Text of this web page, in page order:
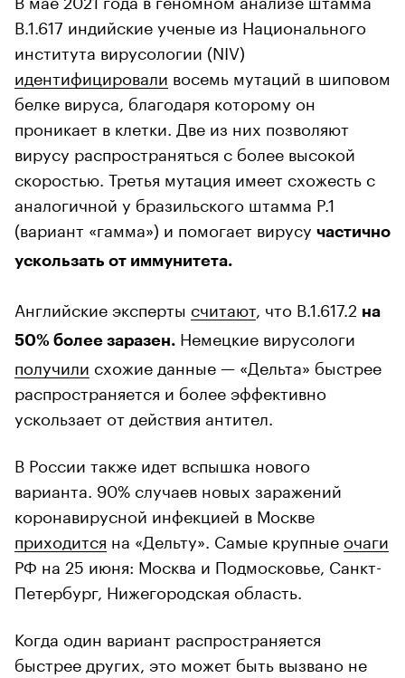
B.1.617 индийские ученые из Национального
института вирусологии (NIV)
идентифицировали восемь мутаций в шиповом
белке вируса, благодаря которому он
проникает в клетки. Две из них позволяют
вирусу распространяться с более высокой
скоростью. Третья мутация имеет схожесть с
аналогичной у бразильского штамма P.1
(вариант «гамма») и помогает вирусу частично
ускользать от иммунитета.
Английские эксперты считают, что B.1.617.2 на
50% более заразен. Немецкие вирусологи
получили схожие данные — «Дельта» быстрее
распространяется и более эффективно
ускользает от действия антител.
В России также идет вспышка нового
варианта. 90% случаев новых заражений
коронавирусной инфекцией в Москве
приходится на «Дельту». Самые крупные очаги
РФ на 25 июня: Москва и Подмосковье, Санкт-
Петербург, Нижегородская область.
Когда один вариант распространяется
быстрее других, это может быть вызвано не